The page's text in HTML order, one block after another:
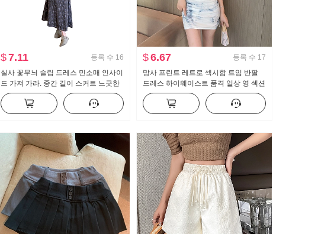
$7.11 등록 수 16
실사 꽃무늬 슬립 드레스 민소매 인사이
드 가져 가라. 중간 길이 스커트 느긋한
바람 스웨터 코트 2 세트
$6.67 등록 수 17
망사 프린트 레트로 섹시함 트임 반팔
드레스 하이웨이스트 품격 일상 영 섹션
슬림해 보이는 쇼트 스타일 치파오